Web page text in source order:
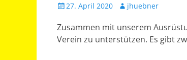
Veröffentlicht
27. April 2020 Autorjhuebner
Zusammen mit unserem
Verein zu unterstützen. Es gibt